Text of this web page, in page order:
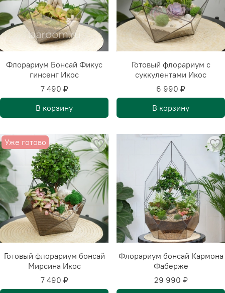
Флорариум Бонсай Фикус
гинсенг Икос
7 490 ₽
В корзину
Готовый флорариум с
суккулентами Икос
6 990 ₽
В корзину
Уже готово
Готовый флорариум бонсай
Мирсина Икос
7 490 ₽
Флорариум бонсай Кармона
Фаберже
29 990 ₽